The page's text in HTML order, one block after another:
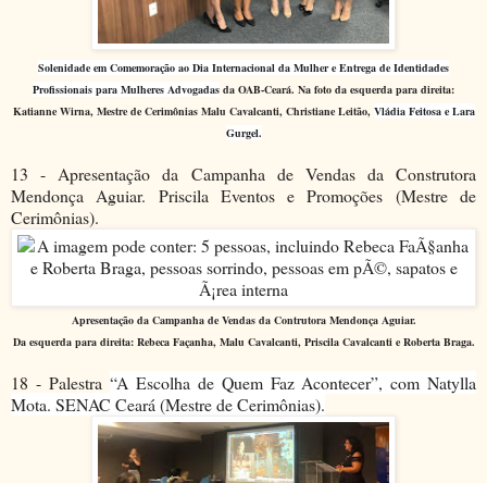
Solenidade em Comemoração ao Dia Internacional da Mulher e Entrega de Identidades
Profissionais para Mulheres Advogadas da OAB-Ceará. Na foto da esquerda para direita:
Katianne Wirna, Mestre de Cerimônias Malu Cavalcanti, Christiane Leitão, Vládia Feitosa e Lara
Gurgel.
13 - Apresentação da Campanha de Vendas da Construtora
Mendonça Aguiar. Priscila Eventos e Promoções (Mestre de
Cerimônias).
Apresentação da Campanha de Vendas da Contrutora Mendonça Aguiar.
Da esquerda para direita: Rebeca Façanha, Malu Cavalcanti, Priscila Cavalcanti e Roberta Braga.
18 - Palestra“A Escolha de Quem Faz Acontecer”, com Natylla
Mota. SENAC Ceará (Mestre de Cerimônias).